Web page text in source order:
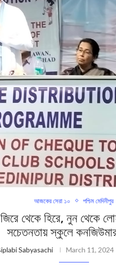
আজকের সেরা ১০ পশ্চিম মেদিনীপুর
হিরে, নুন থেকে
সচেতনতায় স্কুলে
Sabyasachi March 11, 2024